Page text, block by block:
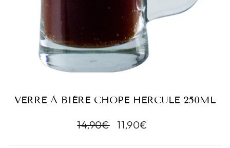
VERRE À BIÈRE CHOPE HERCULE 250ML
Prix
14,90€
Prix
11,90€